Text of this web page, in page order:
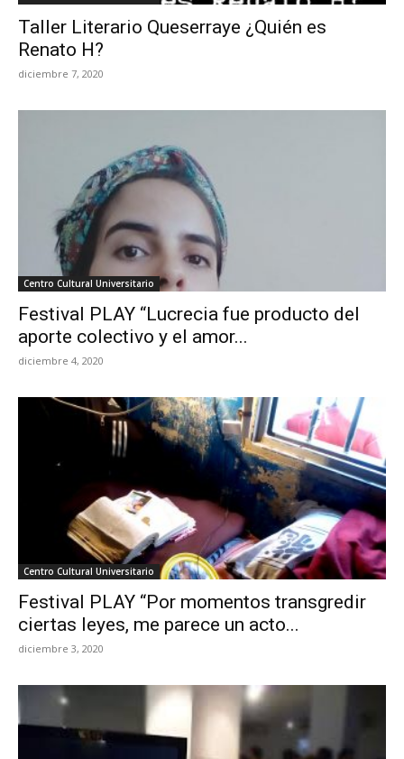
Taller Literario Queserraye ¿Quién es
Renato H?
diciembre 7, 2020
Centro Cultural Universitario
Festival PLAY “Lucrecia fue producto del
aporte colectivo y el amor...
diciembre 4, 2020
Centro Cultural Universitario
Festival PLAY “Por momentos transgredir
ciertas leyes, me parece un acto...
diciembre 3, 2020